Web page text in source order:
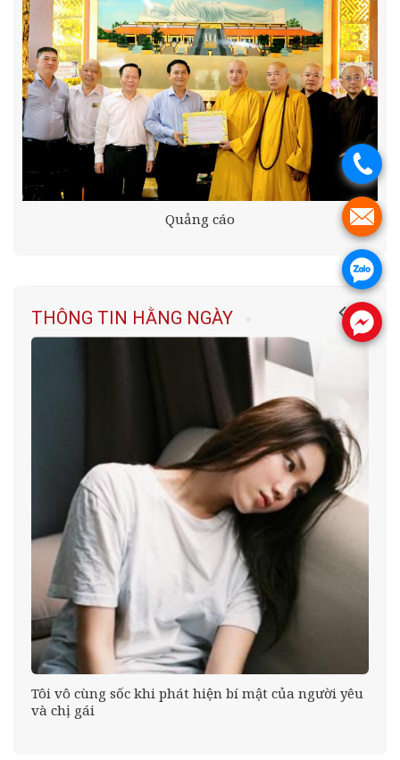
Quảng cáo
THÔNG TIN HẰNG NGÀY
Tôi vô cùng sốc khi phát hiện bí mật của người yêu
và chị gái
.
.
.
.